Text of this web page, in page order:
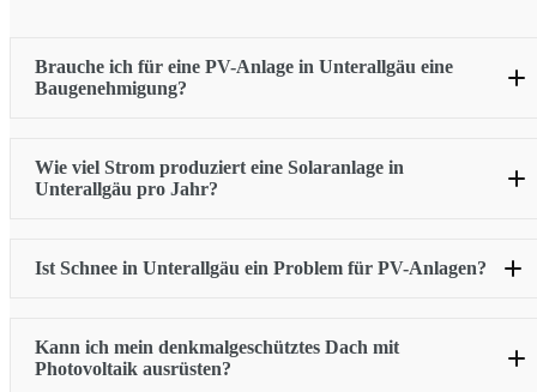
Brauche ich für eine PV-Anlage in Unterallgäu eine
Baugenehmigung?
Quelle: BayBo Art. 57
Wie viel Strom produziert eine Solaranlage in
Unterallgäu pro Jahr?
Ist Schnee in Unterallgäu ein Problem für PV-Anlagen?
Kann ich mein denkmalgeschütztes Dach mit
Photovoltaik ausrüsten?